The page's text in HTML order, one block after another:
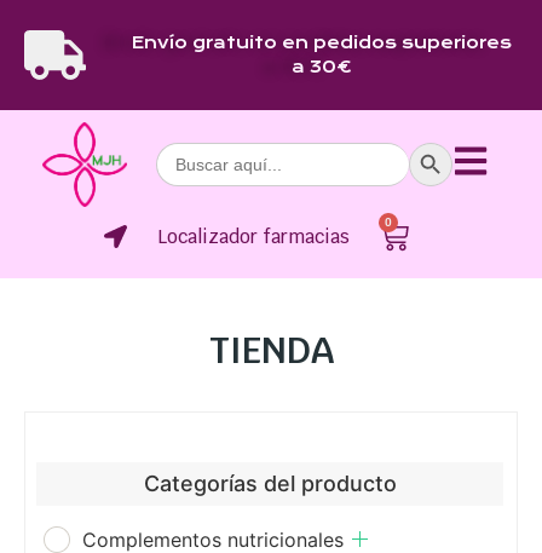
Envío gratuito en pedidos superiores
a 30€
Buscar: Botón de
Localizador farmacias
0
TIENDA
Categorías del producto
Complementos nutricionales